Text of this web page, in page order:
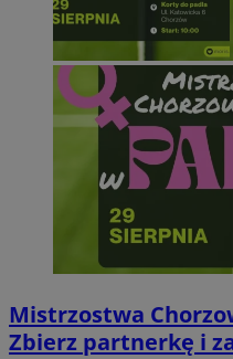
Mistrzostwa
Zbierz partnerkę i